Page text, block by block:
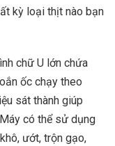
kỳ loại thịt nào bạn
chữ U lớn chứa
ốc chạy theo
sát thành giúp
có thể sử dụng
ướt, trộn gạo,